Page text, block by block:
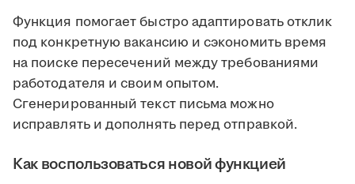
Функция помогает быстро адаптировать отклик
под конкретную вакансию и сэкономить время
на поиске пересечений между требованиями
работодателя и своим опытом.
Сгенерированный текст письма можно
исправлять и дополнять перед отправкой.
Как воспользоваться новой функцией